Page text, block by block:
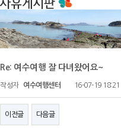
Re: 여수여행 잘 다녀왔어요~
작성자 여수여행센터 16-07-19 18:21
이전글 다음글